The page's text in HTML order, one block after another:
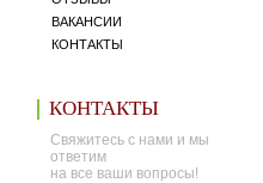
ВАКАНСИИ
КОНТАКТЫ
КОНТАКТЫ
Свяжитесь с нами и мы
ответим
на все ваши вопросы!